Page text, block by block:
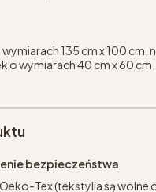
135 cm x 100 cm,
o wymiarach 40 cm x 60 cm,
bezpieczeństwa
Tex (tekstylia są wolne